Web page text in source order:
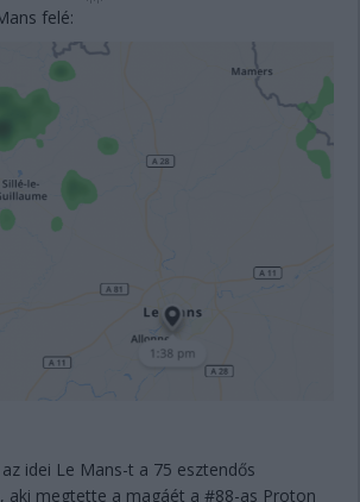
felé:
idei Le Mans-t a 75 esztendős
aki megtette a magáét a #88-as Proton